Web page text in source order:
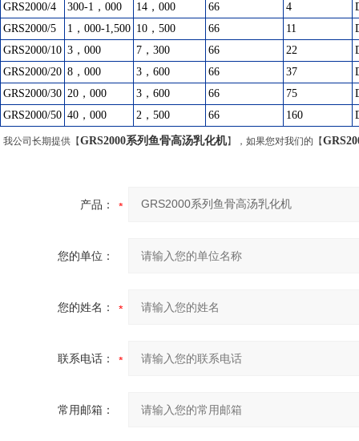
GRS2000/4
300-1 ，000 14 ，000 66 4
GRS2000/5
1 ，000-1,500 10 ，500 66 11
GRS2000/10 3 ，000 7 ，300 66 22
GRS2000/20 8 ，000 3 ，600 66 37
GRS2000/30 20 ，000 3 ，600 66 75
GRS2000/50 40 ，000 2 ，500 66 160
我公司长期提供【GRS2000系列鱼骨高汤乳化机】，如果您对我们的【
产品：
您的单位：
您的姓名：
联系电话：
常用邮箱：